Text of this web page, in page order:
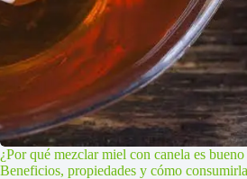
¿Por qué mezclar miel con canela es
Beneficios, propiedades y cómo